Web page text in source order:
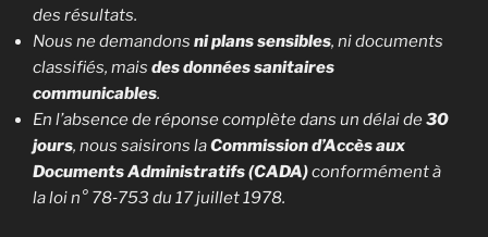
des résultats.
Nous ne demandons ni plans sensibles, ni documents
classifiés, mais des données sanitaires
communicables.
En l’absence de réponse complète dans un délai de30
jours, nous saisirons laCommission d’Accès aux
Documents Administratifs (CADA)conformément à
la loi n° 78‑753 du 17 juillet 1978.